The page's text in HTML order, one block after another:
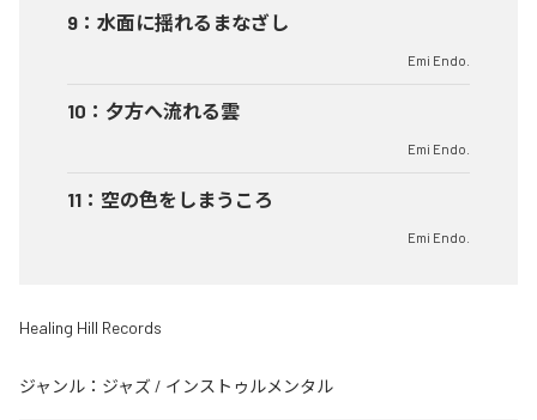
9 ： 水面に揺れるまなざし
Emi Endo.
10 ： 夕方へ流れる雲
Emi Endo.
11 ： 空の色をしまうころ
Emi Endo.
Healing Hill Records
ジャンル： ジャズ / インストゥルメンタル